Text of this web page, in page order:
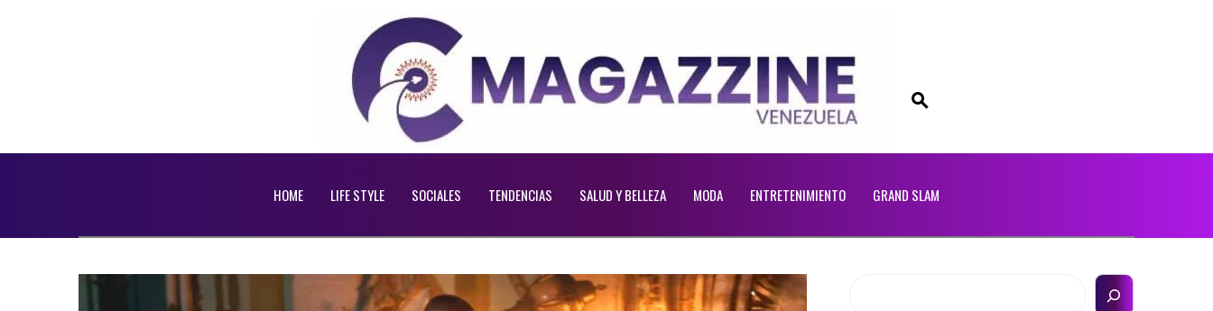
HOME LIFE STYLE SOCIALES TENDENCIAS SALUD Y BELLEZA MODA ENTRETENIMIENTO GRAND SLAM